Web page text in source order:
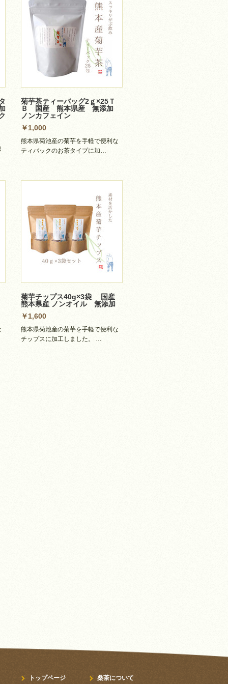
菊芋茶ティーバッグ2ｇ×25Ｔ
Ｂ 国産 熊本県産 無添加
ノンカフェイン
￥1,000
熊本県菊池産の菊芋を手軽で便利な
ティバックのお茶タイプに加…
菊芋チップス40g×3袋 国産
熊本県産 ノンオイル 無添加
￥1,600
熊本県菊池産の菊芋を手軽で便利な
チップスに加工しました。 …
トップページ 桑茶について